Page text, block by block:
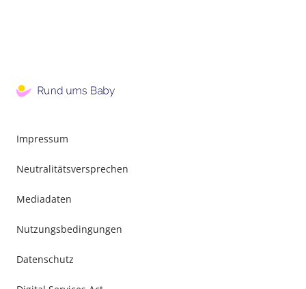
Impressum
Neutralitätsversprechen
Mediadaten
Nutzungsbedingungen
Datenschutz